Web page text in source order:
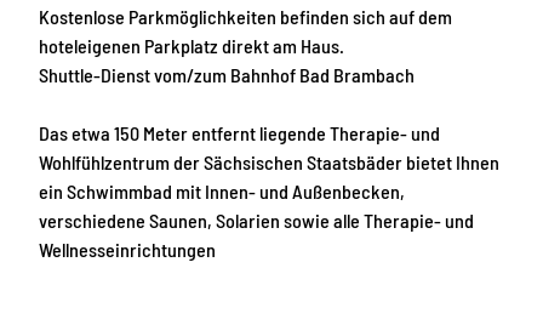
Kostenlose Parkmöglichkeiten befinden sich auf dem
hoteleigenen Parkplatz direkt am Haus.
Shuttle-Dienst vom/zum Bahnhof Bad Brambach
Das etwa 150 Meter entfernt liegende Therapie- und
Wohlfühlzentrum der Sächsischen Staatsbäder bietet Ihnen
ein Schwimmbad mit Innen- und Außenbecken,
verschiedene Saunen, Solarien sowie alle Therapie- und
Wellnesseinrichtungen